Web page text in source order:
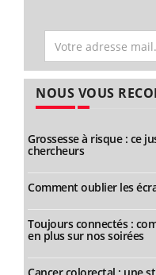
NOUS VOUS
Grossesse à risque : ce
chercheurs
Comment oublier les
Toujours connectés :
en plus sur nos soirées